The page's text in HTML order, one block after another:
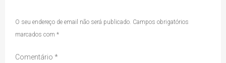
O seu endereço de email não será publicado. Campos obrigatórios
marcados com *
Comentário *